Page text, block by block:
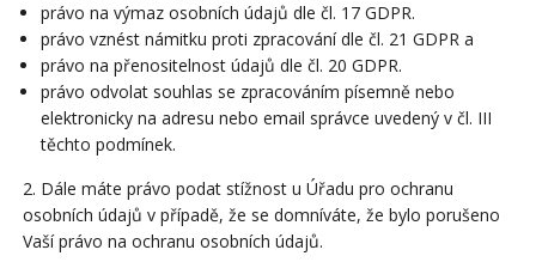
právo na výmaz osobních údajů dle čl. 17 GDPR.
právo vznést námitku proti zpracování dle čl. 21 GDPR a
právo na přenositelnost údajů dle čl. 20 GDPR.
právo odvolat souhlas se zpracováním písemně nebo
elektronicky na adresu nebo email správce uvedený v čl. III
těchto podmínek.
2. Dále máte právo podat stížnost u Úřadu pro ochranu
osobních údajů v případě, že se domníváte, že bylo porušeno
Vaší právo na ochranu osobních údajů.